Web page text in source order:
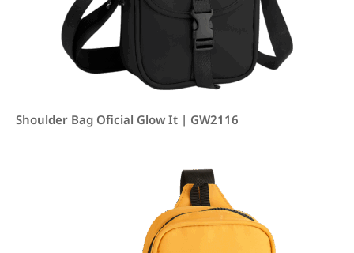
Shoulder Bag Oficial Glow It | GW2116